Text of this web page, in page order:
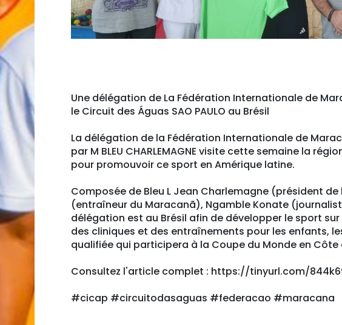
Une délégation de La Fédération Internationale de
le Circuit des Águas SAO PAULO au Brésil
La délégation de la Fédération Internationale de
par M BLEU CHARLEMAGNE visite cette semaine la
pour promouvoir ce sport en Amérique latine.
Composée de Bleu L Jean Charlemagne (président de
(entraîneur du Maracanã), Ngamble Konate
délégation est au Brésil afin de développer le sport
des cliniques et des entraînements pour les enfants,
qualifiée qui participera à la Coupe du Monde en Côte
Consultez l'article complet : https://tinyurl.com/
#cicap #circuitodasaguas #federacao #maracana